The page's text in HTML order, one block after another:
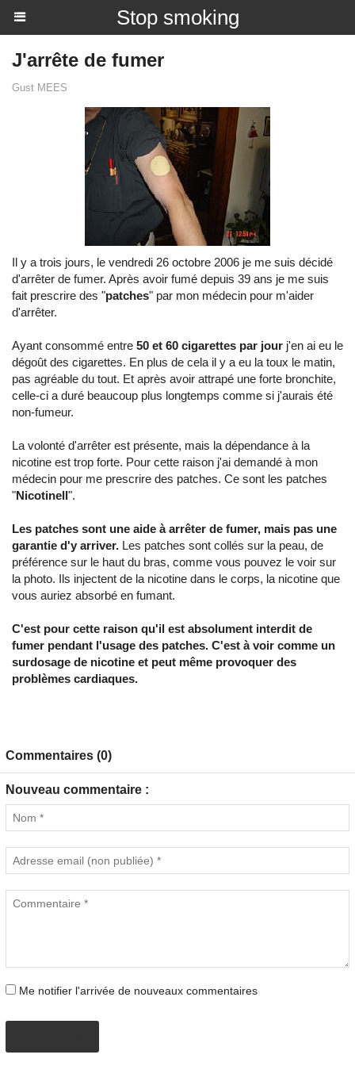
Stop smoking
J'arrête de fumer
Gust MEES
Il y a trois jours, le vendredi 26 octobre 2006 je me suis décidé
d'arrêter de fumer. Après avoir fumé depuis 39 ans je me suis
fait prescrire des "patches" par mon médecin pour m'aider
d'arrêter.
Ayant consommé entre 50 et 60 cigarettes par jour j'en ai eu le
dégoût des cigarettes. En plus de cela il y a eu la toux le matin,
pas agréable du tout. Et après avoir attrapé une forte bronchite,
celle-ci a duré beaucoup plus longtemps comme si j'aurais été
non-fumeur.
La volonté d'arrêter est présente, mais la dépendance à la
nicotine est trop forte. Pour cette raison j'ai demandé à mon
médecin pour me prescrire des patches. Ce sont les patches
"Nicotinell".
Les patches sont une aide à arrêter de fumer, mais pas une
garantie d'y arriver. Les patches sont collés sur la peau, de
préférence sur le haut du bras, comme vous pouvez le voir sur
la photo. Ils injectent de la nicotine dans le corps, la nicotine que
vous auriez absorbé en fumant.
C'est pour cette raison qu'il est absolument interdit de
fumer pendant l'usage des patches. C'est à voir comme un
surdosage de nicotine et peut même provoquer des
problèmes cardiaques.
Commentaires (0)
Nouveau commentaire :
Me notifier l'arrivée de nouveaux commentaires